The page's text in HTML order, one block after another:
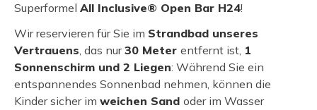
Superformel All Inclusive® Open Bar H24!
Wir reservieren für Sie im Strandbad unseres
Vertrauens, das nur30 Meter entfernt ist, 1
Sonnenschirm und 2 Liegen: Während Sie ein
entspannendes Sonnenbad nehmen, können die
Kinder sicher im weichen Sand oder im Wasser